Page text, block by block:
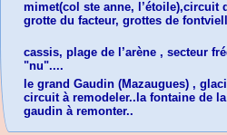
mimet(col ste anne, l’étoile),circuit
grotte du facteur, grottes de
cassis, plage de l’arène , secteur
"nu"....
le grand Gaudin (Mazaugues) ,
circuit à remodeler..la fontaine de
gaudin à remonter..